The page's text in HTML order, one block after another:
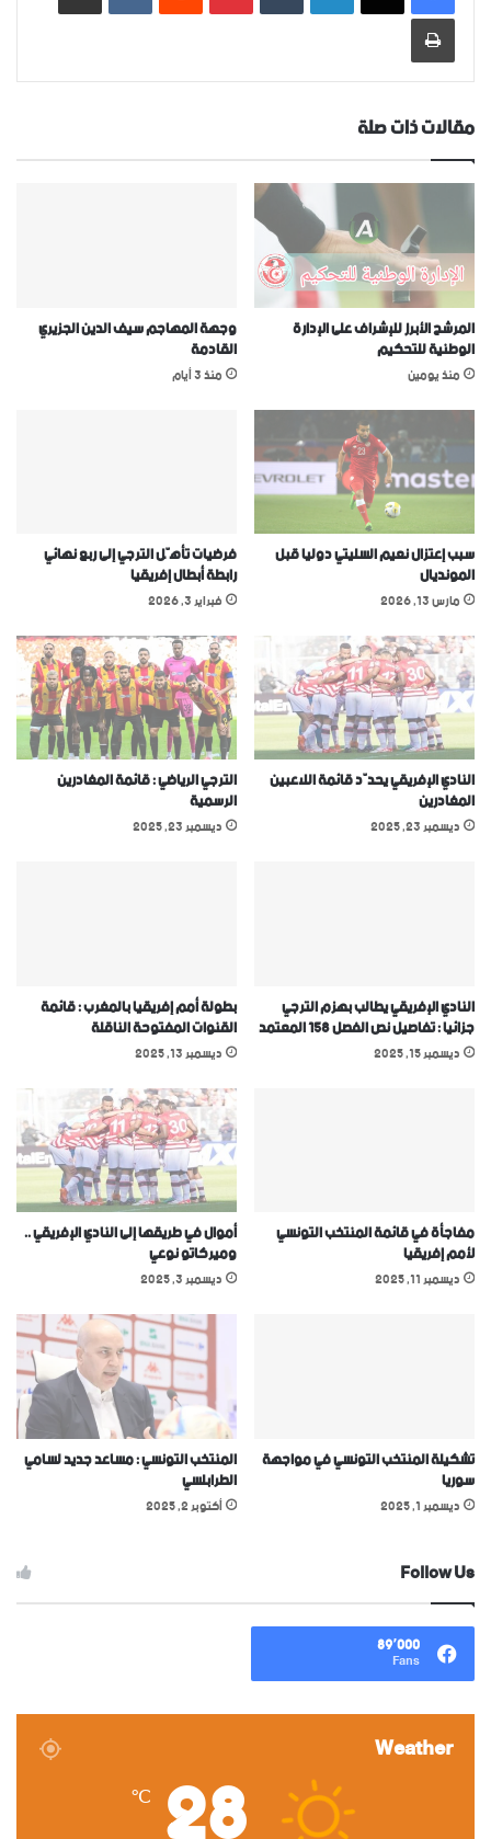
طباعة
مقالات ذات صلة
المرشح الأبرز للإشراف على الإدارة
الوطنية للتحكيم
منذ يومين
وجهة المهاجم سيف الدين الجزيري
القادمة
منذ 3 أيام
سبب إعتزال نعيم السليتي دوليا قبل
المونديال
مارس 13, 2026
فرضيات تأهّل الترجي إلى ربع نهائي
رابطة أبطال إفريقيا
فبراير 3, 2026
النادي الإفريقي يحدّد قائمة اللاعبين
المغادرين
ديسمبر 23, 2025
الترجي الرياضي : قائمة المغادرين
الرسمية
ديسمبر 23, 2025
النادي الإفريقي يطالب بهزم الترجي
جزائيا : تفاصيل نص الفصل 158 المعتمد
ديسمبر 15, 2025
بطولة أمم إفريقيا بالمغرب : قائمة
القنوات المفتوحة الناقلة
ديسمبر 13, 2025
مفاجأة في قائمة المنتخب التونسي
ﻷمم إفريقيا
ديسمبر 11, 2025
أموال في طريقها إلى النادي الإفريقي ..
وميركاتو نوعي
ديسمبر 3, 2025
تشكيلة المنتخب التونسي في مواجهة
سوريا
ديسمبر 1, 2025
المنتخب التونسي : مساعد جديد لسامي
الطرابلسي
أكتوبر 2, 2025
Follow Us
89٬000
Fans
Weather
℃